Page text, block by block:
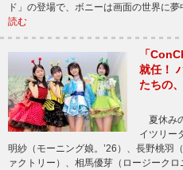
ド」の登場で、ボニーは画面の世界に
読む
「
就任！
たちの
夏休み
イツリー
明紗（モーニング娘。’26）、長野桃羽
ァクトリー）、相馬優芽（ロージーク